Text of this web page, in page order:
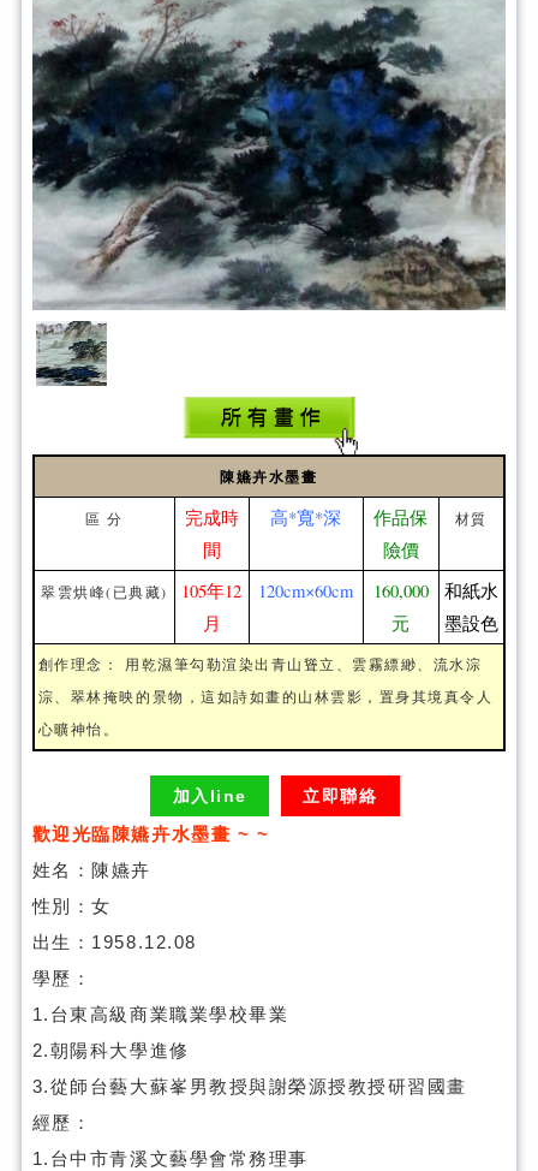
陳嬿卉水墨畫
區 分
完成時
間
高*寬*深
作品保
險價
材質
翠雲烘峰(已典藏)
105年12
月
120cm×60cm
160,000
元
和紙水
墨設色
創作理念： 用乾濕筆勾勒渲染出青山聳立、雲霧縹緲、流水淙
淙、翠林掩映的景物，這如詩如畫的山林雲影，置身其境真令人
心曠神怡。
加入line 立即聯絡
歡迎光臨陳嬿卉水墨畫 ~ ~
姓名：陳嬿卉
性別：女
出生：1958.12.08
學歷：
1.台東高級商業職業學校畢業
2.朝陽科大學進修
3.從師台藝大蘇峯男教授與謝榮源授教授研習國畫
經歷：
1.台中市青溪文藝學會常務理事